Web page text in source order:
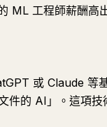
ML 工程師薪酬高
或 Claude 等
件的 AI」。這項